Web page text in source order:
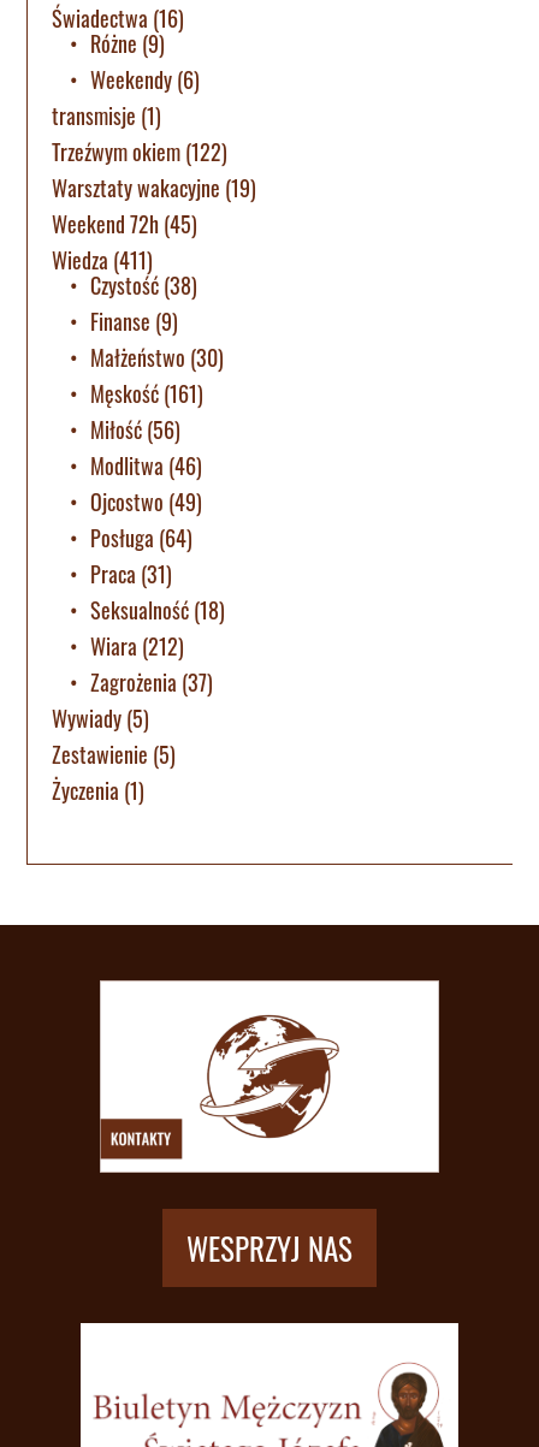
Świadectwa (16)
Różne (9)
Weekendy(6)
transmisje (1)
Trzeźwym okiem(122)
Warsztaty wakacyjne (19)
Weekend 72h(45)
Wiedza (411)
Czystość(38)
Finanse (9)
Małżeństwo (30)
Męskość(161)
Miłość(56)
Modlitwa (46)
Ojcostwo (49)
Posługa (64)
Praca (31)
Seksualność(18)
Wiara (212)
Zagrożenia (37)
Wywiady(5)
Zestawienie (5)
Życzenia (1)
WESPRZYJ NAS